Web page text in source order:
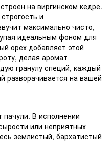
на виргинском кедре.
и
максимально чисто,
идеальным фоном для
орех добавляет этой
делая аромат
гранулу специй, каждый
разворачивается на вашей
В исполнении
или неприятных
землистый, бархатистый